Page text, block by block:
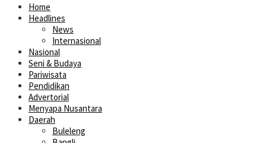
Home
Headlines
News
Internasional
Nasional
Seni & Budaya
Pariwisata
Pendidikan
Advertorial
Menyapa Nusantara
Daerah
Buleleng